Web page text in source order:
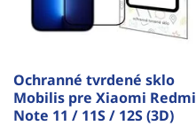
Ochranné tvrdené sklo
Mobilis pre Xiaomi Redmi
Note 11 / 11S / 12S (3D)